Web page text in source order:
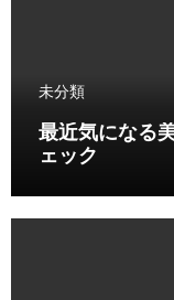
未分類
最近気になる
ェック